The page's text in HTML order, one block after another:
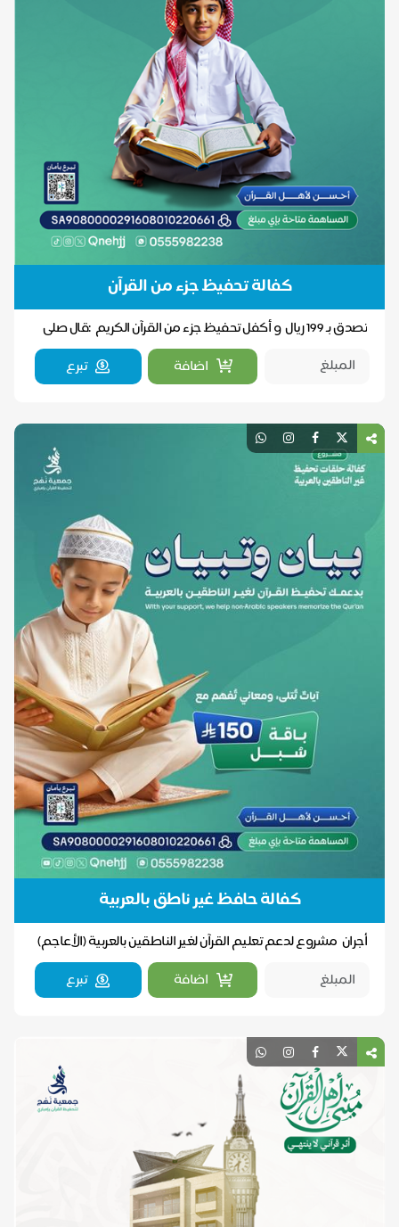
كفالة تحفيظ جزء من القرآن
تصدق بـ 199 ريال و أكفل تحفيظ جزء من القرآن الكريم :قال صلى
الله عليه وسلم (من علم آية من ك...
اضافة تبرع
كفالة حافظ غير ناطق بالعربية
أجران مشروع لدعم تعليم القرآن لغير الناطقين بالعربية (الأعاجم)
وتخريج الحفاظ منهم، ليعودوا إلى بل...
اضافة تبرع